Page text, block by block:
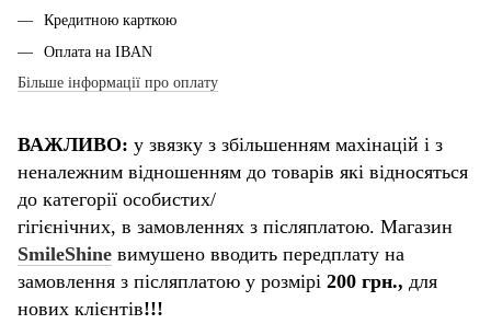
Кредитною карткою
Оплата на IBAN
Більше інформації про оплату
ВАЖЛИВО: у звязку з збільшенням махінацій і з
неналежним відношенням до товарів які відносяться
до категорії особистих/
гігієнічних, в замовленнях з післяплатою. Магазин
SmileShine вимушено вводить передплату на
замовлення з післяплатою у розмірі 200 грн., для
нових клієнтів!!!